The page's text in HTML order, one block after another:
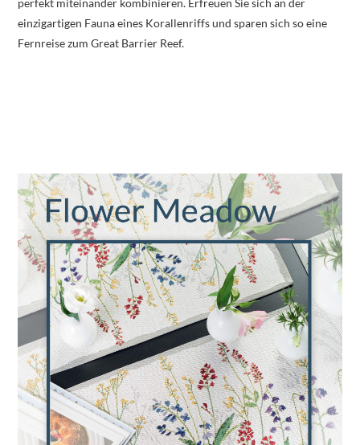
einzigartigen Fauna eines Korallenriffs und sparen sich so eine
Fernreise zum Great Barrier Reef.